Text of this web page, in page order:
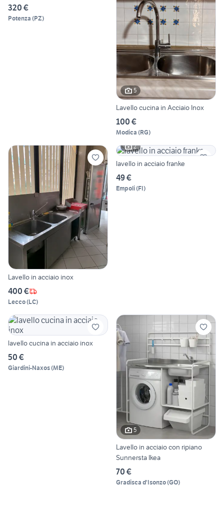
320 €
Potenza (PZ)
5
Lavello cucina in Acciaio Inox
100 €
Modica (RG)
Lavello in acciaio inox
400 €
Lecco(LC)
2
lavello in acciaio franke
49 €
Empoli(FI)
lavello cucina in acciaio inox
50 €
Giardini-Naxos(ME)
5
Lavello in acciaio con ripiano
Sunnersta Ikea
70 €
Gradisca d'Isonzo(GO)